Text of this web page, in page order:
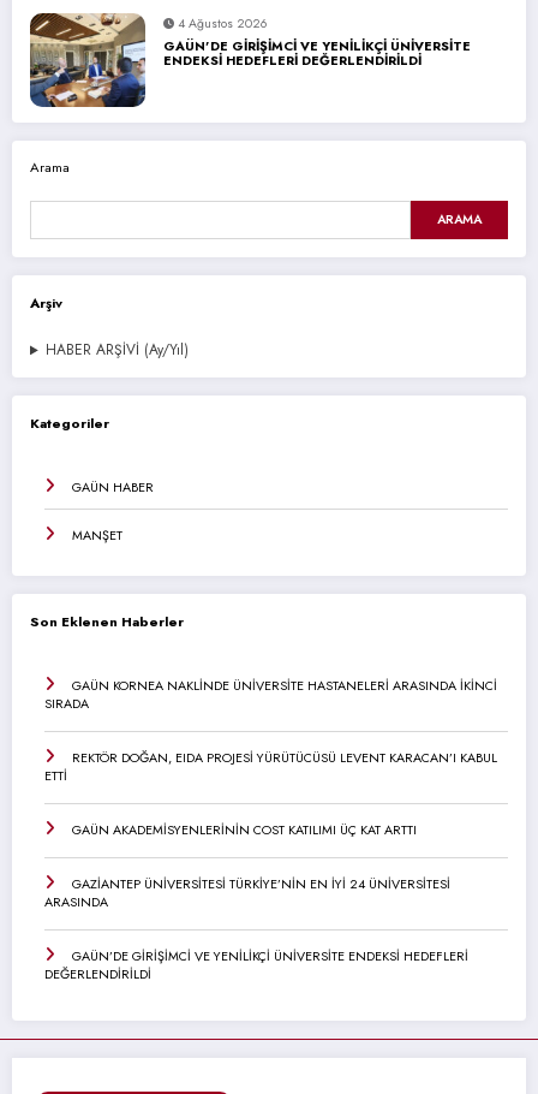
4 Ağustos 2026
GAÜN’DE GİRİŞİMCİ VE YENİLİKÇİ ÜNİVERSİTE
ENDEKSİ HEDEFLERİ DEĞERLENDİRİLDİ
Arama
ARAMA
Arşiv
HABER ARŞİVİ (Ay/Yıl)
Kategoriler
GAÜN HABER
MANŞET
Son Eklenen Haberler
GAÜN KORNEA NAKLİNDE ÜNİVERSİTE HASTANELERİ ARASINDA İKİNCİ
SIRADA
REKTÖR DOĞAN, EIDA PROJESİ YÜRÜTÜCÜSÜ LEVENT KARACAN’I KABUL
ETTİ
GAÜN AKADEMİSYENLERİNİN COST KATILIMI ÜÇ KAT ARTTI
GAZİANTEP ÜNİVERSİTESİ TÜRKİYE’NİN EN İYİ 24 ÜNİVERSİTESİ
ARASINDA
GAÜN’DE GİRİŞİMCİ VE YENİLİKÇİ ÜNİVERSİTE ENDEKSİ HEDEFLERİ
DEĞERLENDİRİLDİ